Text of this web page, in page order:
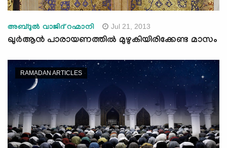
അബ്ദുല്‍ വാജിദ് റഹ്മാനി Jul 21, 2013
ഖുര്‍ആന്‍ പാരായണത്തില്‍ മുഴുകിയിരിക്കേണ്ട മാസം
RAMADAN ARTICLES